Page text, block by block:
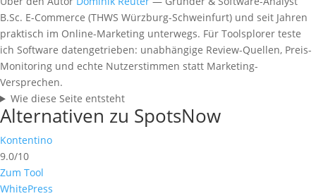
B.Sc. E-Commerce (THWS Würzburg-Schweinfurt) und seit Jahren
praktisch im Online-Marketing unterwegs. Für Toolsplorer teste
ich Software datengetrieben: unabhängige Review-Quellen, Preis-
Monitoring und echte Nutzerstimmen statt Marketing-
Versprechen.
Wie diese Seite entsteht
Alternativen zu SpotsNow
Kontentino
9.0/10
Zum Tool
WhitePress